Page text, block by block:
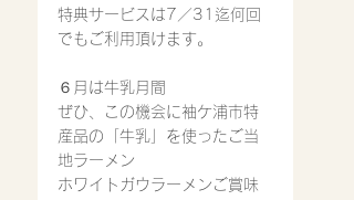
特典サービスは7／31迄何回
でもご利用頂けます。
６月は牛乳月間
ぜひ、この機会に袖ケ浦市特
産品の「牛乳」を使ったご当
地ラーメン
ホワイトガウラーメンご賞味